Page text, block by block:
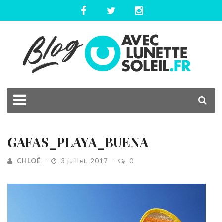
GAFAS_PLAYA_BUENA
CHLOÉ 3 juillet, 2017 0